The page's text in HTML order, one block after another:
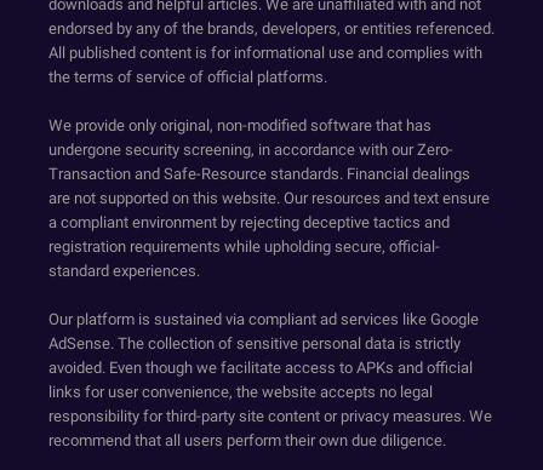
downloads and helpful articles. We are unaffiliated with and not
endorsed by any of the brands, developers, or entities referenced.
All published content is for informational use and complies with
the terms of service of official platforms.
We provide only original, non-modified software that has
undergone security screening, in accordance with our Zero-
Transaction and Safe-Resource standards. Financial dealings
are not supported on this website. Our resources and text ensure
a compliant environment by rejecting deceptive tactics and
registration requirements while upholding secure, official-
standard experiences.
Our platform is sustained via compliant ad services like Google
AdSense. The collection of sensitive personal data is strictly
avoided. Even though we facilitate access to APKs and official
links for user convenience, the website accepts no legal
responsibility for third-party site content or privacy measures. We
recommend that all users perform their own due diligence.